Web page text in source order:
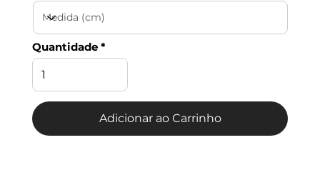
Quantidade
Adicionar ao Carrinho